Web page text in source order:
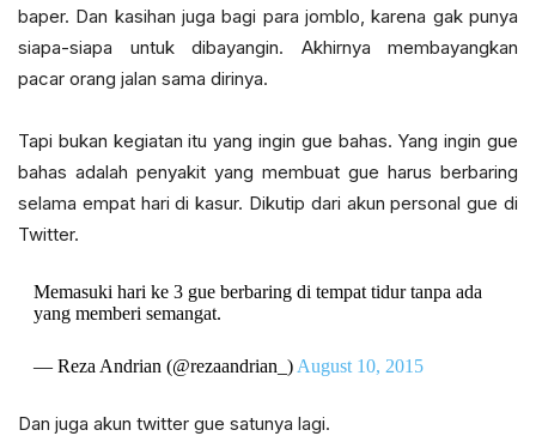
baper. Dan kasihan juga bagi para jomblo, karena gak punya
siapa-siapa untuk dibayangin. Akhirnya membayangkan
pacar orang jalan sama dirinya.
Tapi bukan kegiatan itu yang ingin gue bahas. Yang ingin gue
bahas adalah penyakit yang membuat gue harus berbaring
selama empat hari di kasur. Dikutip dari akun personal gue di
Twitter.
Memasuki hari ke 3 gue berbaring di tempat tidur tanpa ada
yang memberi semangat.
— Reza Andrian (@rezaandrian_) August 10, 2015
Dan juga akun twitter gue satunya lagi.